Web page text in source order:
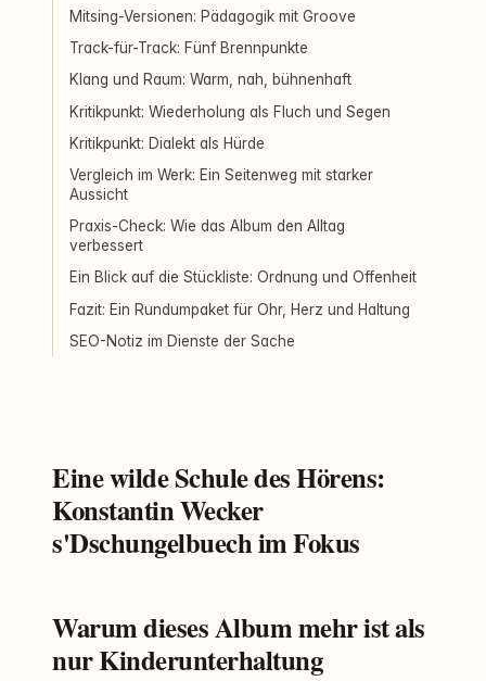
Mitsing-Versionen: Pädagogik mit Groove
Track-für-Track: Fünf Brennpunkte
Klang und Raum: Warm, nah, bühnenhaft
Kritikpunkt: Wiederholung als Fluch und Segen
Kritikpunkt: Dialekt als Hürde
Vergleich im Werk: Ein Seitenweg mit starker
Aussicht
Praxis-Check: Wie das Album den Alltag
verbessert
Ein Blick auf die Stückliste: Ordnung und Offenheit
Fazit: Ein Rundumpaket für Ohr, Herz und Haltung
SEO-Notiz im Dienste der Sache
Eine wilde Schule des Hörens:
Konstantin Wecker
s'Dschungelbuech im Fokus
Warum dieses Album mehr ist als
nur Kinderunterhaltung